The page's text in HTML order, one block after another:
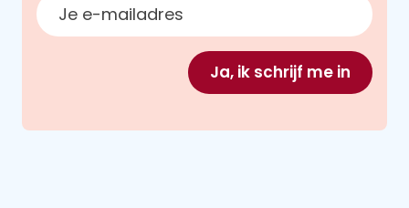
Ja, ik schrijf me in